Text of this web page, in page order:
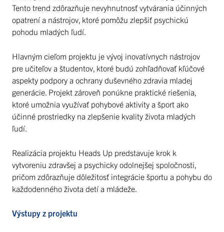
Tento trend zdôrazňuje nevyhnutnosť vytvárania účinných
opatrení a nástrojov, ktoré pomôžu zlepšiť psychickú
pohodu mladých ľudí.
Hlavným cieľom projektu je vývoj inovatívnych nástrojov
pre učiteľov a študentov, ktoré budú zohľadňovať kľúčové
aspekty podpory a ochrany duševného zdravia mladej
generácie. Projekt zároveň ponúkne praktické riešenia,
ktoré umožnia využívať pohybové aktivity a šport ako
účinné prostriedky na zlepšenie kvality života mladých
ľudí.
Realizácia projektu Heads Up predstavuje krok k
vytvoreniu zdravšej a psychicky odolnejšej spoločnosti,
pričom zdôrazňuje dôležitosť integrácie športu a pohybu do
každodenného života detí a mládeže.
Výstupy z projektu